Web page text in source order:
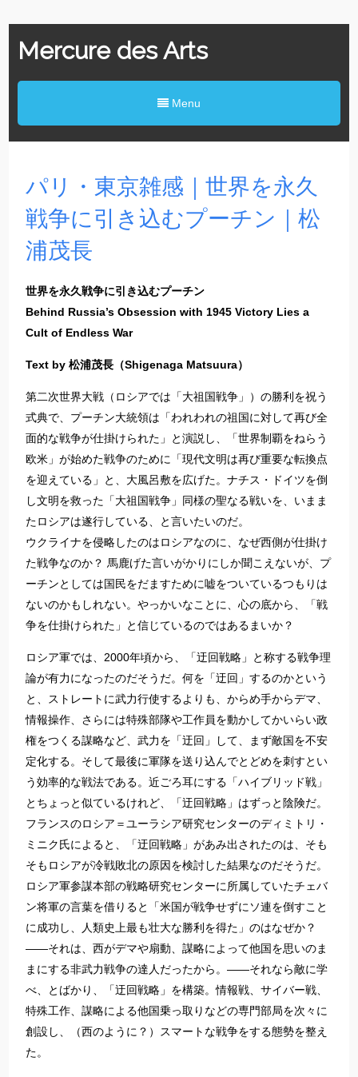
Mercure des Arts
Menu
パリ・東京雑感｜世界を永久
戦争に引き込むプーチン｜松
浦茂長
世界を永久戦争に引き込むプーチン
Behind Russia’s Obsession with 1945 Victory Lies a
Cult of Endless War
Text by 松浦茂長（Shigenaga Matsuura）
第二次世界大戦（ロシアでは「大祖国戦争」）の勝利を祝う
式典で、プーチン大統領は「われわれの祖国に対して再び全
面的な戦争が仕掛けられた」と演説し、「世界制覇をねらう
欧米」が始めた戦争のために「現代文明は再び重要な転換点
を迎えている」と、大風呂敷を広げた。ナチス・ドイツを倒
し文明を救った「大祖国戦争」同様の聖なる戦いを、いまま
たロシアは遂行している、と言いたいのだ。
ウクライナを侵略したのはロシアなのに、なぜ西側が仕掛け
た戦争なのか？ 馬鹿げた言いがかりにしか聞こえないが、プ
ーチンとしては国民をだますために嘘をついているつもりは
ないのかもしれない。やっかいなことに、心の底から、「戦
争を仕掛けられた」と信じているのではあるまいか？
ロシア軍では、2000年頃から、「迂回戦略」と称する戦争理
論が有力になったのだそうだ。何を「迂回」するのかという
と、ストレートに武力行使するよりも、からめ手からデマ、
情報操作、さらには特殊部隊や工作員を動かしてかいらい政
権をつくる謀略など、武力を「迂回」して、まず敵国を不安
定化する。そして最後に軍隊を送り込んでとどめを刺すとい
う効率的な戦法である。近ごろ耳にする「ハイブリッド戦」
とちょっと似ているけれど、「迂回戦略」はずっと陰険だ。
フランスのロシア＝ユーラシア研究センターのディミトリ・
ミニク氏によると、「迂回戦略」があみ出されたのは、そも
そもロシアが冷戦敗北の原因を検討した結果なのだそうだ。
ロシア軍参謀本部の戦略研究センターに所属していたチェバ
ン将軍の言葉を借りると「米国が戦争せずにソ連を倒すこと
に成功し、人類史上最も壮大な勝利を得た」のはなぜか？
――それは、西がデマや扇動、謀略によって他国を思いのま
まにする非武力戦争の達人だったから。――それなら敵に学
べ、とばかり、「迂回戦略」を構築。情報戦、サイバー戦、
特殊工作、謀略による他国乗っ取りなどの専門部局を次々に
創設し、（西のように？）スマートな戦争をする態勢を整え
た。